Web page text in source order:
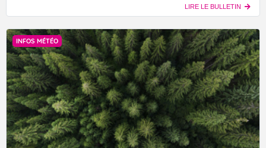
LIRE LE BULLETIN
INFOS MÉTÉO